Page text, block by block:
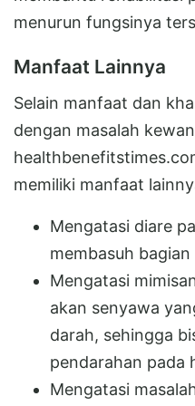
menurun fungsinya
Manfaat Lainnya
Selain manfaat dan
dengan masalah
memiliki manfaat
Mengatasi diare
membasuh
Mengatasi
akan senyawa
darah, sehingga
pendarahan pada
Mengatasi